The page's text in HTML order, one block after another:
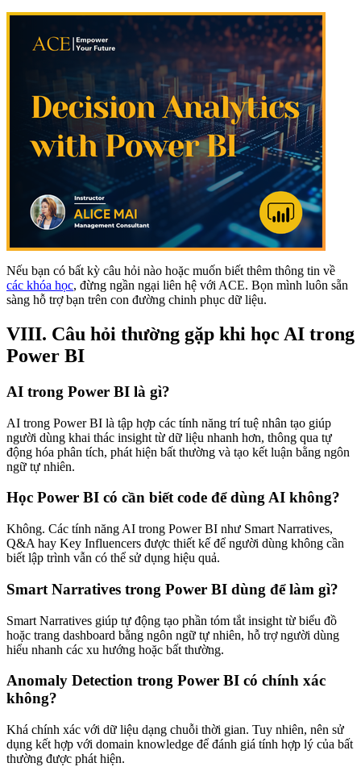
Nếu bạn có bất kỳ câu hỏi nào hoặc muốn biết thêm thông tin về
các khóa học, đừng ngần ngại liên hệ với ACE. Bọn mình luôn sẵn
sàng hỗ trợ bạn trên con đường chinh phục dữ liệu.
VIII. Câu hỏi thường gặp khi học AI trong
Power BI
AI trong Power BI là gì?
AI trong Power BI là tập hợp các tính năng trí tuệ nhân tạo giúp
người dùng khai thác insight từ dữ liệu nhanh hơn, thông qua tự
động hóa phân tích, phát hiện bất thường và tạo kết luận bằng ngôn
ngữ tự nhiên.
Học Power BI có cần biết code để dùng AI không?
Không. Các tính năng AI trong Power BI như Smart Narratives,
Q&A hay Key Influencers được thiết kế để người dùng không cần
biết lập trình vẫn có thể sử dụng hiệu quả.
Smart Narratives trong Power BI dùng để làm gì?
Smart Narratives giúp tự động tạo phần tóm tắt insight từ biểu đồ
hoặc trang dashboard bằng ngôn ngữ tự nhiên, hỗ trợ người dùng
hiểu nhanh các xu hướng hoặc bất thường.
Anomaly Detection trong Power BI có chính xác
không?
Khá chính xác với dữ liệu dạng chuỗi thời gian. Tuy nhiên, nên sử
dụng kết hợp với domain knowledge để đánh giá tính hợp lý của bất
thường được phát hiện.